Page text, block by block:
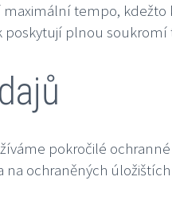
tempo,
poskytují plnou soukromí
pokročilé
ochraněných